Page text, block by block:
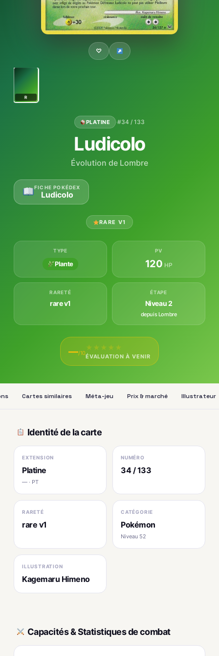
♡
R
PLATINE ·#34 / 133
Ludicolo
Évolution de Lombre
FICHE POKÉDEX
Ludicolo
RARE V1
TYPE
Plante
PV
120 HP
RARETÉ
rare v1
ÉTAPE
Niveau 2
depuis Lombre
—/10
★ ★ ★ ★ ★
ÉVALUATION À VENIR
Cartes similaires Méta-jeu Prix & marché Illustrateur
Identité de la carte
EXTENSION
Platine
— · PT
NUMÉRO
34 / 133
RARETÉ
rare v1
CATÉGORIE
Pokémon
Niveau 52
ILLUSTRATION
Kagemaru Himeno
Capacités & Statistiques de combat